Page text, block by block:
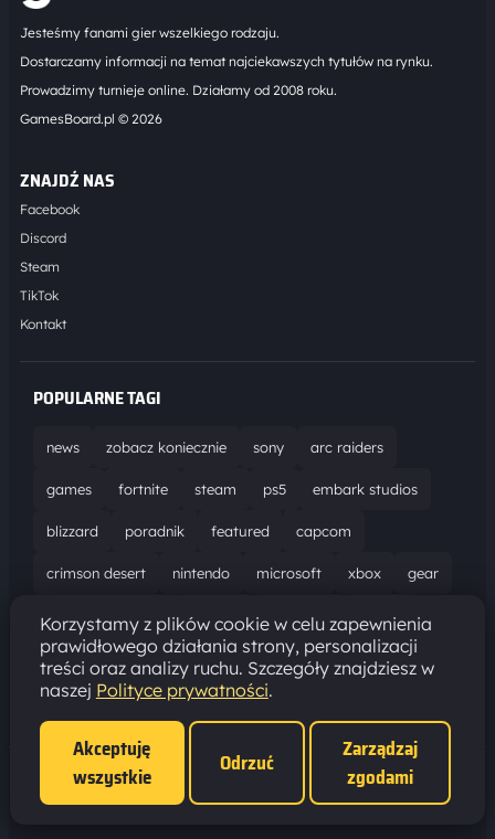
Jesteśmy fanami gier wszelkiego rodzaju.
Dostarczamy informacji na temat najciekawszych tytułów na rynku.
Prowadzimy turnieje online. Działamy od 2008 roku.
GamesBoard.pl © 2026
ZNAJDŹ NAS
Facebook
Discord
Steam
TikTok
Kontakt
POPULARNE TAGI
news zobacz koniecznie sony arc raiders
games fortnite steam ps5 embark studios
blizzard poradnik featured capcom
crimson desert nintendo microsoft xbox gear
world of warcraft solucja marathon ubisoft
bungie recenzja resident evil requiem gaming
aktualizacja pc epic games
Polityka prywatności ·
Korzystamy z plików cookie w celu zapewnienia
prawidłowego działania strony, personalizacji
treści oraz analizy ruchu. Szczegóły znajdziesz w
naszej Polityce prywatności.
Akceptuję
wszystkie
Odrzuć
Zarządzaj
zgodami